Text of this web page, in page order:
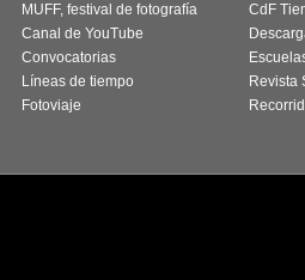
MUFF, festival de fotografía
Canal de YouTube
Convocatorias
Líneas de tiempo
Fotoviaje
CdF
Revista